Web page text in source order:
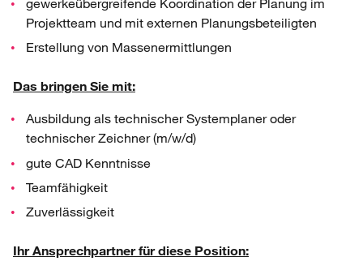
Projektteam und mit externen Planungsbeteiligten
Erstellung von Massenermittlungen
Das bringen Sie mit:
Ausbildung als technischer Systemplaner oder
technischer Zeichner (m/w/d)
gute CAD Kenntnisse
Teamfähigkeit
Zuverlässigkeit
Ihr Ansprechpartner für diese Position: